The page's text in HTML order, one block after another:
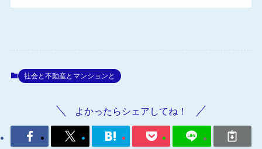
社会と不動産とマンションと
よかったらシェアしてね！